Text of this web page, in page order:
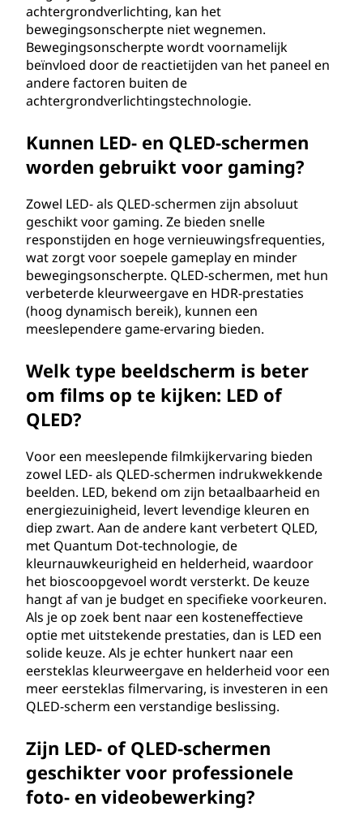
achtergrondverlichting, kan het
bewegingsonscherpte niet wegnemen.
Bewegingsonscherpte wordt voornamelijk
beïnvloed door de reactietijden van het paneel en
andere factoren buiten de
achtergrondverlichtingstechnologie.
Kunnen LED- en QLED-schermen
worden gebruikt voor gaming?
Zowel LED- als QLED-schermen zijn absoluut
geschikt voor gaming. Ze bieden snelle
responstijden en hoge vernieuwingsfrequenties,
wat zorgt voor soepele gameplay en minder
bewegingsonscherpte. QLED-schermen, met hun
verbeterde kleurweergave en HDR-prestaties
(hoog dynamisch bereik), kunnen een
meeslependere game-ervaring bieden.
Welk type beeldscherm is beter
om films op te kijken: LED of
QLED?
Voor een meeslepende filmkijkervaring bieden
zowel LED- als QLED-schermen indrukwekkende
beelden. LED, bekend om zijn betaalbaarheid en
energiezuinigheid, levert levendige kleuren en
diep zwart. Aan de andere kant verbetert QLED,
met Quantum Dot-technologie, de
kleurnauwkeurigheid en helderheid, waardoor
het bioscoopgevoel wordt versterkt. De keuze
hangt af van je budget en specifieke voorkeuren.
Als je op zoek bent naar een kosteneffectieve
optie met uitstekende prestaties, dan is LED een
solide keuze. Als je echter hunkert naar een
eersteklas kleurweergave en helderheid voor een
meer eersteklas filmervaring, is investeren in een
QLED-scherm een verstandige beslissing.
Zijn LED- of QLED-schermen
geschikter voor professionele
foto- en videobewerking?